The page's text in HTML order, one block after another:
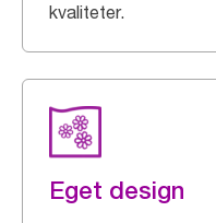
kvaliteter.
Eget design